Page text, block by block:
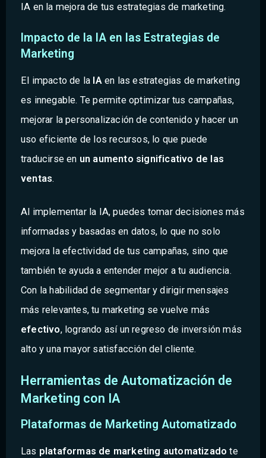
IA en la mejora de tus estrategias de marketing.
Impacto de la IA en las Estrategias de
Marketing
El impacto de la IAen las estrategias de marketing
es innegable. Te permite optimizar tus campañas,
mejorar la personalización de contenido y hacer un
uso eficiente de los recursos, lo que puede
traducirse en un aumento significativo de las
ventas.
Al implementar la IA, puedes tomar decisiones más
informadas y basadas en datos, lo que no solo
mejora la efectividad de tus campañas, sino que
también te ayuda a entender mejor a tu audiencia.
Con la habilidad de segmentar y dirigir mensajes
más relevantes, tu marketing se vuelve más
efectivo, logrando así un regreso de inversión más
alto y una mayor satisfacción del cliente.
Herramientas de Automatización de
Marketing con IA
Plataformas de Marketing Automatizado
Las plataformas de marketing automatizado te